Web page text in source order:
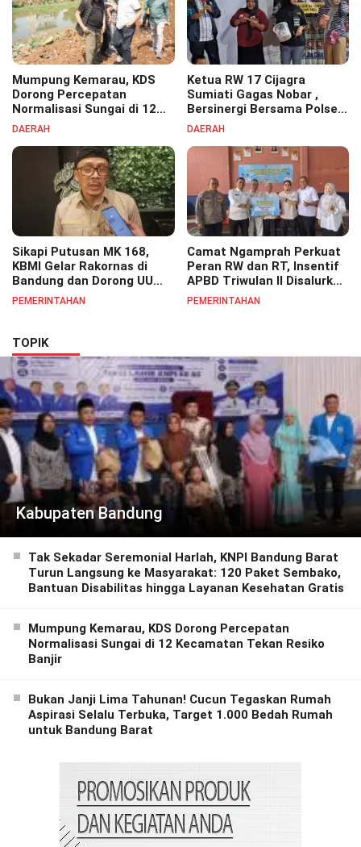
Mumpung Kemarau, KDS
Dorong Percepatan
Normalisasi Sungai di 12
Kecamatan Tekan Resiko
DAERAH
Ketua RW 17 Cijagra
Sumiati Gagas Nobar ,
Bersinergi Bersama Polsek
Bojongsoang Semarakkan
DAERAH
Sikapi Putusan MK 168,
KBMI Gelar Rakornas di
Bandung dan Dorong UU
Perlindungan Pekerja
PEMERINTAHAN
Camat Ngamprah Perkuat
Peran RW dan RT, Insentif
APBD Triwulan II Disalurkan
untuk Tingkatkan
PEMERINTAHAN
TOPIK
Kabupaten Bandung
Tak Sekadar Seremonial Harlah, KNPI Bandung Barat
Turun Langsung ke Masyarakat: 120 Paket Sembako,
Bantuan Disabilitas hingga Layanan Kesehatan Gratis
Mumpung Kemarau, KDS Dorong Percepatan
Normalisasi Sungai di 12 Kecamatan Tekan Resiko
Banjir
Bukan Janji Lima Tahunan! Cucun Tegaskan Rumah
Aspirasi Selalu Terbuka, Target 1.000 Bedah Rumah
untuk Bandung Barat